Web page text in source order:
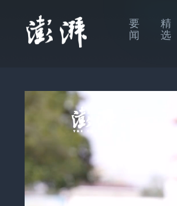
要
闻
精
选